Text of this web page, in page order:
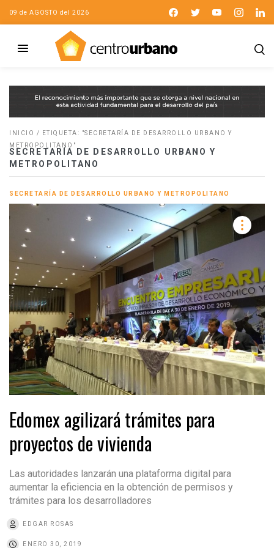
09 de AGOSTO del 2026
INICIO /
ETIQUETA: "SECRETARÍA DE DESARROLLO URBANO Y
METROPOLITANO"
SECRETARÍA DE DESARROLLO URBANO Y
METROPOLITANO
SECRETARÍA DE DESARROLLO URBANO Y METROPOLITANO
Edomex agilizará trámites para
proyectos de vivienda
Las autoridades lanzarán una plataforma digital para
aumentar la eficiencia en la obtención de permisos y
trámites para los desarrolladores
EDGAR ROSAS
ENERO 30, 2019